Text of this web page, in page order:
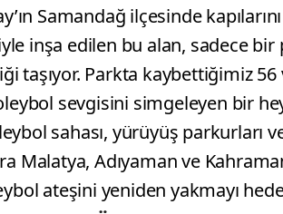
Samandağ ilçesinde
inşa edilen bu alan, sadece
taşıyor. Parkta kaybettiğimiz
sevgisini simgeleyen bir
sahası, yürüyüş parkurları
Malatya, Adıyaman ve
ateşini yeniden yakmayı